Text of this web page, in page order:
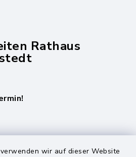
wir auf dieser Website
Rathaus